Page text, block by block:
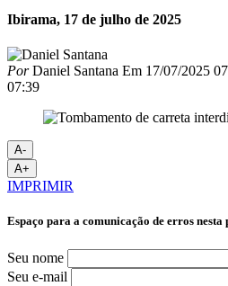
Ibirama, 17 de julho de 2025
PorDaniel Santana Em 17/07/2025
07:39
A-
A+
IMPRIMIR
Espaço para a comunicação de erros nesta
Seu nome
Seu e-mail